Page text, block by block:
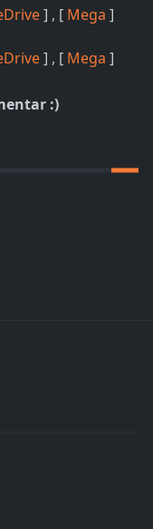
] , [ Mega ]
] , [ Mega ]
:)